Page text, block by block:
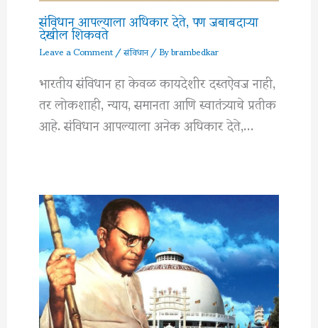
संविधान आपल्याला अधिकार देते, पण जबाबदाऱ्या
देखील शिकवते
Leave a Comment/संविधान/ Bybrambedkar
भारतीय संविधान हा केवळ कायदेशीर दस्तऐवज नाही,
तर लोकशाही, न्याय, समानता आणि स्वातंत्र्याचे प्रतीक
आहे. संविधान आपल्याला अनेक अधिकार देते,…